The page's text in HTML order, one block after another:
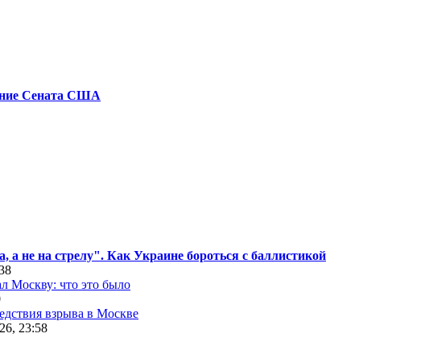
Сената США
а не на стрелу". Как Украине бороться с баллистикой
Москву: что это было
взрыва в Москве
23:58